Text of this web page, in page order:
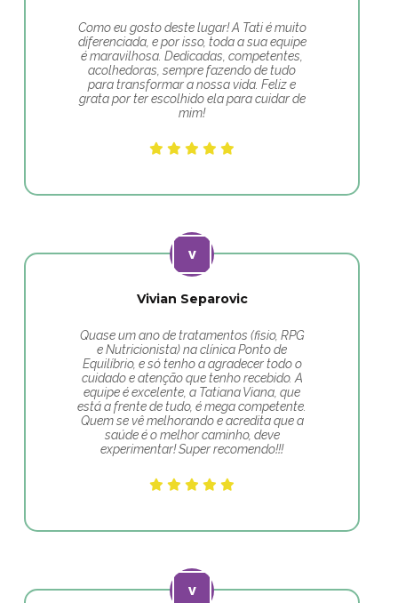
Como eu gosto deste lugar! A Tati é muito
diferenciada, e por isso, toda a sua equipe
é maravilhosa. Dedicadas, competentes,
acolhedoras, sempre fazendo de tudo
para transformar a nossa vida. Feliz e
grata por ter escolhido ela para cuidar de
mim!
Vivian Separovic
Quase um ano de tratamentos (fisio, RPG
e Nutricionista) na clínica Ponto de
Equilíbrio, e só tenho a agradecer todo o
cuidado e atenção que tenho recebido. A
equipe é excelente, a Tatiana Viana, que
está a frente de tudo, é mega competente.
Quem se vê melhorando e acredita que a
saúde é o melhor caminho, deve
experimentar! Super recomendo!!!